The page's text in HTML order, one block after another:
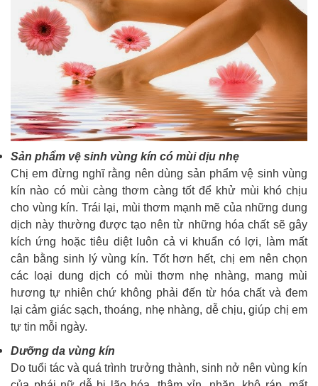
Sản phẩm vệ sinh vùng kín có mùi dịu nhẹ
Chị em đừng nghĩ rằng nên dùng sản phẩm vệ sinh vùng
kín nào có mùi càng thơm càng tốt để khử mùi khó chịu
cho vùng kín. Trái lại, mùi thơm mạnh mẽ của những dung
dịch này thường được tạo nên từ những hóa chất sẽ gây
kích ứng hoặc tiêu diệt luôn cả vi khuẩn có lợi, làm mất
cân bằng sinh lý vùng kín. Tốt hơn hết, chị em nên chọn
các loại dung dịch có mùi thơm nhẹ nhàng, mang mùi
hương tự nhiên chứ không phải đến từ hóa chất và đem
lại cảm giác sạch, thoáng, nhẹ nhàng, dễ chịu, giúp chị em
tự tin mỗi ngày.
Dưỡng da vùng kín
Do tuổi tác và quá trình trưởng thành, sinh nở nên vùng kín